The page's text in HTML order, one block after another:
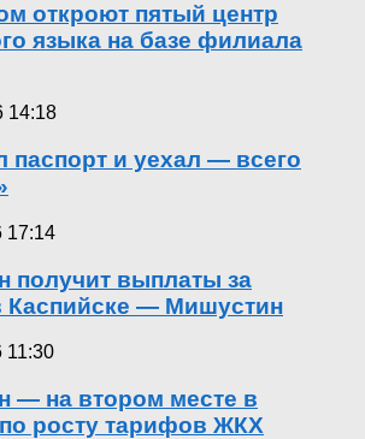
откроют пятый центр
языка на базе филиала
14:18
паспорт и уехал — всего
17:14
получит выплаты за
Каспийске — Мишустин
11:30
— на втором месте в
росту тарифов ЖКХ